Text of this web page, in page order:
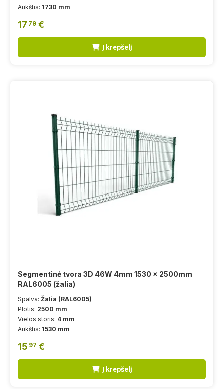
Aukštis: 1730 mm
17 79 €
Į krepšelį
Segmentinė tvora 3D 46W 4mm 1530 x 2500mm
RAL6005 (žalia)
Spalva: Žalia (RAL6005)
Plotis: 2500 mm
Vielos storis: 4 mm
Aukštis: 1530 mm
15 97 €
Į krepšelį